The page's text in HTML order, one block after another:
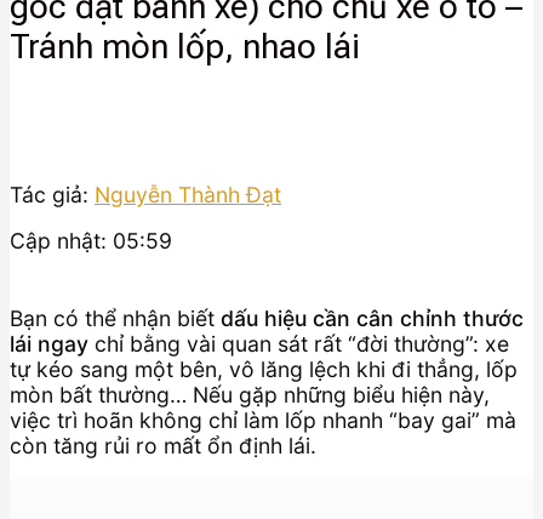
Tránh mòn lốp, nhao lái
Tác giả: Nguyễn Thành Đạt
Cập nhật: 05:59
Bạn có thể nhận biết dấu hiệu cần cân chỉnh thước
lái ngay chỉ bằng vài quan sát rất “đời thường”: xe
tự kéo sang một bên, vô lăng lệch khi đi thẳng, lốp
mòn bất thường… Nếu gặp những biểu hiện này,
việc trì hoãn không chỉ làm lốp nhanh “bay gai” mà
còn tăng rủi ro mất ổn định lái.